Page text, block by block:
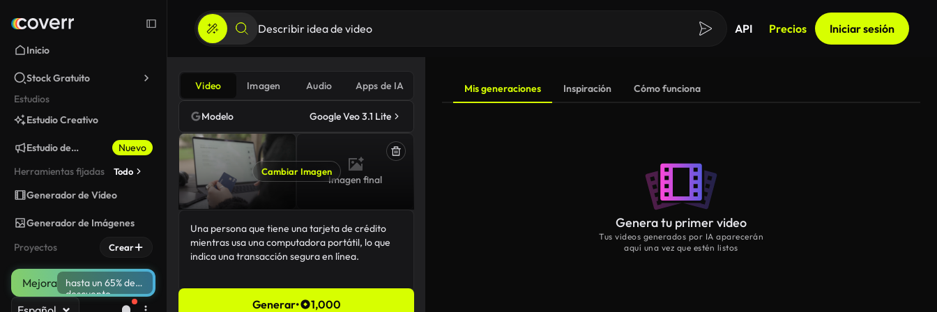
Inicio
Stock Gratuito
Estudios
Estudio Creativo
Estudio de
Nuevo
Herramientas fijadas
Todo
Generador de Vídeo
Generador de Imágenes
Proyectos
Crear
Mejora
hasta un 65% de
descuento
API Precios Iniciar sesión
Video Imagen Audio Apps de IA
Modelo Google Veo 3.1 Lite
Cambiar Imagen
Imagen final
Generar• 1,000
Mis generaciones Inspiración Cómo funciona
Genera tu primer video
Tus videos generados por IA aparecerán
aquí una vez que estén listos